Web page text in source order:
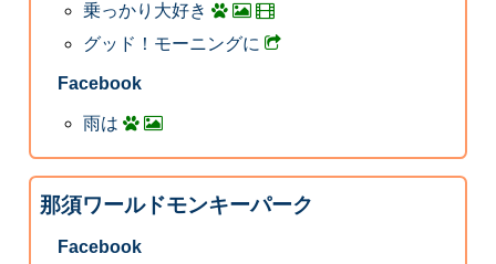
乗っかり大好き
グッド！モーニングに
Facebook
雨は
那須ワールドモンキーパーク
Facebook